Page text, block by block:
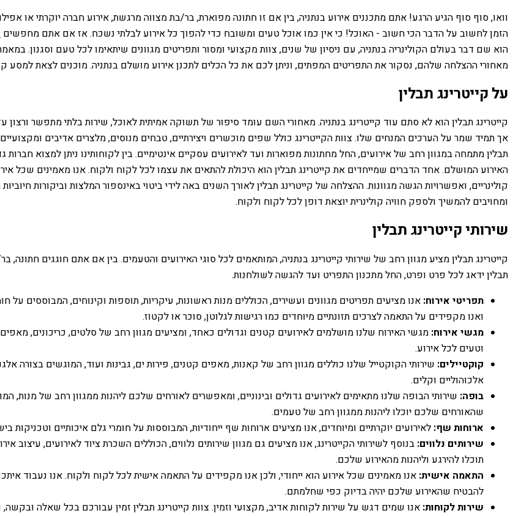
וואו, סוף סוף הגיע הרגע! אתם מתכננים אירוע בנתניה, בין אם זו חתונה מפוארת, בר/בת מצווה מרגשת, אירוע חברה יוקרתי או
הזמן לחשוב על הדבר הכי חשוב - האוכל! כי אין כמו אוכל טעים ומשובח כדי להפוך כל אירוע לבלתי נשכח.אז אם אתם מחפשים
הוא שם דבר בעולם הקולינריה בנתניה, עם ניסיון של שנים, צוות מקצועי ומסור ותפריטים מגוונים שיתאימו לכל טעם וסגנון.
מאחורי ההצלחה שלהם, נסקור את התפריטים המפתים, וניתן לכם את כל הכלים לתכנן אירוע מושלם בנתניה. מוכנים לצאת למסע
על קייטרינג תבלין
קייטרינג תבלין הוא לא סתם עוד קייטרינג בנתניה. מאחורי השם עומד סיפור של תשוקה אמיתית לאוכל, שירות בלתי מתפשר ורצון
אך תמיד שמר על הערכים המנחים שלו. צוות הקייטרינג כולל שפים מוכשרים ויצירתיים, טבחים מנוסים, מלצרים אדיבים
תבלין מתמחה במגוון רחב של אירועים, החל מחתונות מפוארות ועד לאירועים עסקיים אינטימיים. בין לקוחותינו ניתן למצוא
האירוע המושלם. אחד הדברים שמייחדים את קייטרינג תבלין הוא היכולת להתאים את עצמו לכל לקוח ולקוח. אנו מאמינים שכל
קולינריים, ואפשרויות הגשה מגוונות. ההצלחה של קייטרינג תבלין לאורך השנים באה לידי ביטוי באינספור המלצות וביקורות
ומחויבים להמשיך ולספק חוויה קולינרית יוצאת דופן לכל לקוח ולקוח.
שירותי קייטרינג תבלין
קייטרינג תבלין מציע מגוון רחב של שירותי קייטרינג בנתניה, המותאמים לכל סוגי האירועים והטעמים. בין אם אתם חוגגים חתונה,
תבלין ידאג לכל פרט ופרט, החל מתכנון התפריט ועד להגשה לשולחנות.
תפריטי אירוח: אנו מציעים תפריטים מגוונים ועשירים, הכוללים מנות ראשונות, עיקריות, תוספות וקינוחים, המבוססים על
ואנו מקפידים על התאמה לצרכים תזונתיים מיוחדים כמו רגישות לגלוטן, סוכר או לקטוז.
מגשי אירוח: מגשי האירוח שלנו מושלמים לאירועים קטנים וגדולים כאחד, ומציעים מגוון רחב של סלטים, כריכונים,
וטעים לכל אירוע.
קוקטיילים: שירותי הקוקטייל שלנו כוללים מגוון רחב של קאנות, מאפים קטנים, פירות ים, גבינות ועוד, המוגשים בצורה
אלכוהוליים וקלים.
בופה: שירותי הבופה שלנו מתאימים לאירועים גדולים ובינוניים, ומאפשרים לאורחים שלכם ליהנות ממגוון רחב של
שהאורחים שלכם יוכלו ליהנות ממגוון רחב של טעמים.
ארוחות שף: לאירועים יוקרתיים ומיוחדים, אנו מציעים ארוחות שף ייחודיות, המבוססות על חומרי גלם איכותיים
שירותים נלווים: בנוסף לשירותי הקייטרינג, אנו מציעים גם מגוון שירותים נלווים, הכוללים השכרת ציוד לאירועים,
תוכלו להירגע וליהנות מהאירוע שלכם.
התאמה אישית: אנו מאמינים שכל אירוע הוא ייחודי, ולכן אנו מקפידים על התאמה אישית לכל לקוח ולקוח. אנו נעבוד
להבטיח שהאירוע שלכם יהיה בדיוק כפי שחלמתם.
שירות לקוחות: אנו שמים דגש על שירות לקוחות אדיב, מקצועי וזמין. צוות קייטרינג תבלין זמין עבורכם בכל שאלה